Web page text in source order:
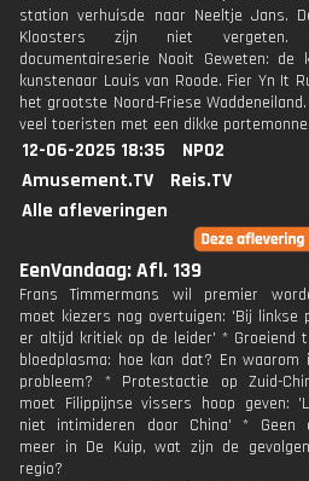
station verhuisde naar Neeltje Jans.
Kloosters zijn niet
documentaireserie Nooit Geweten: de
kunstenaar Louis van Roode. Fier Yn It
het grootste Noord-Friese
veel toeristen met een dikke
12-06-2025 18:35
NPO2
Amusement.TV
Reis.TV
Alle afleveringen
EenVandaag: Afl. 139
Frans Timmermans wil premier
moet kiezers nog overtuigen: 'Bij linkse
er altijd kritiek op de leider' * Groeiend
bloedplasma: hoe kan dat? En
probleem? * Protestactie op Zuid-
moet Filippijnse vissers hoop geven:
niet intimideren door China' * Geen
meer in De Kuip, wat zijn de
regio?